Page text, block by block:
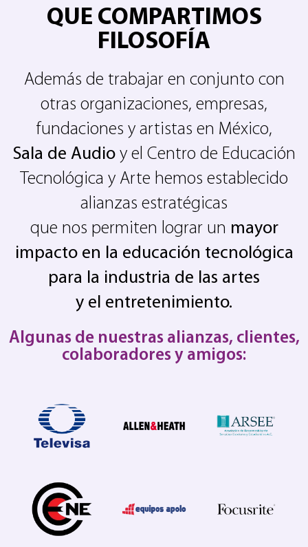
QUE COMPARTIMOS
FILOSOFÍA
Además de trabajar en conjunto con
otras organizaciones, empresas,
fundaciones y artistas en México,
Sala de Audio y el Centro de Educación
Tecnológica y Arte hemos establecido
alianzas estratégicas
que nos permiten lograr un mayor
impacto en la educación tecnológica
para la industria de las artes
y el entretenimiento.
Algunas de nuestras alianzas, clientes,
colaboradores y amigos: